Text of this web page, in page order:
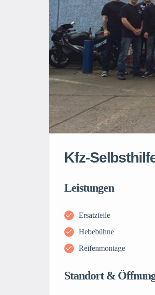
Kfz-
Leistungen
Ersatzteile
Hebebühne
Reifenmontage
Standort &